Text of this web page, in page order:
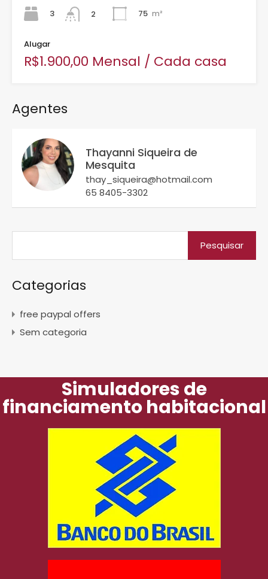
3
2
75 m²
Alugar
R$1.900,00 Mensal / Cada casa
Agentes
Thayanni Siqueira de
Mesquita
thay_siqueira@hotmail.com
65 8405-3302
Categorias
free paypal offers
Sem categoria
Simuladores de
financiamento habitacional